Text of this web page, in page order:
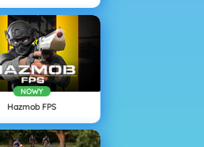
NOWY
Hazmob FPS